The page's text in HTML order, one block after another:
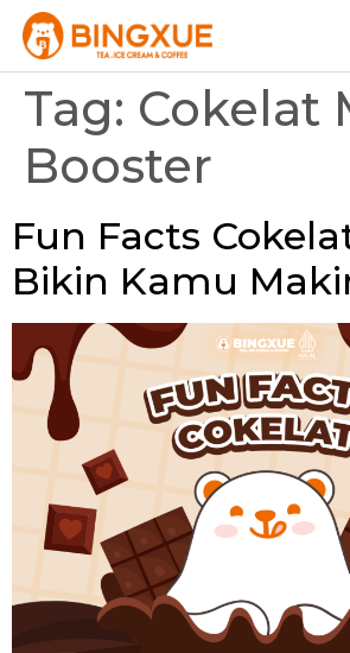
Tag: Cokelat
Booster
Fun Facts
Bikin Kamu